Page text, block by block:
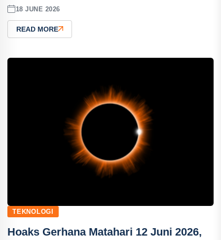
18 JUNE 2026
READ MORE
TEKNOLOGI
Hoaks Gerhana Matahari 12 Juni 2026,